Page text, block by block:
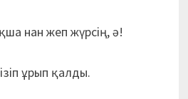
нан жеп жүрсің, ә!
ұрып қалды.